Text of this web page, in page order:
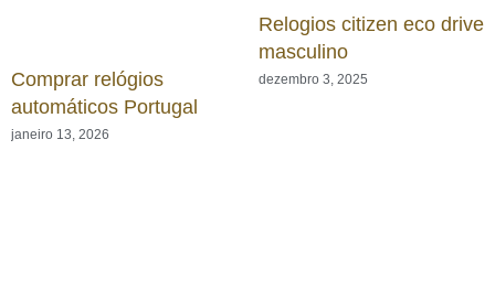
Comprar relógios
automáticos Portugal
janeiro 13, 2026
Relogios citizen eco drive
masculino
dezembro 3, 2025